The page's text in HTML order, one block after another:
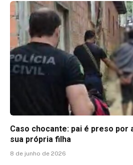
Caso chocante: pai é preso por
sua própria filha
8 de junho de 2026